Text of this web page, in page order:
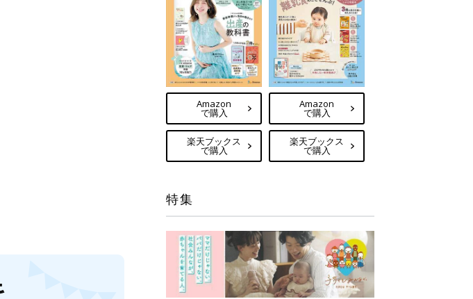
Amazon
で購入
楽天ブックス
で購入
Amazon
で購入
楽天ブックス
で購入
特集